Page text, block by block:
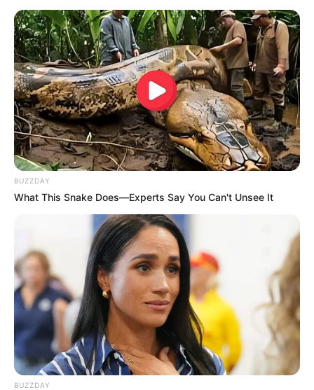
BUZZDAY
What This Snake Does—Experts Say You Can't Unsee It
BUZZDAY